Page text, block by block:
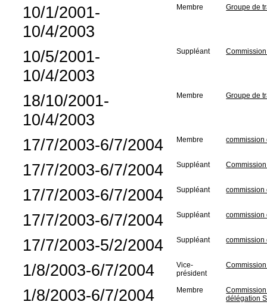
10/1/2001-
10/4/2003
Membre Groupe de
10/5/2001-
10/4/2003
Suppléant
18/10/2001-
10/4/2003
Membre Groupe de
17/7/2003-6/7/2004 Membre commission
17/7/2003-6/7/2004 Suppléant
17/7/2003-6/7/2004 Suppléant commission
17/7/2003-6/7/2004 Suppléant commission
17/7/2003-5/2/2004 Suppléant commission
1/8/2003-6/7/2004
Vice-
président
1/8/2003-6/7/2004 Membre
délégation